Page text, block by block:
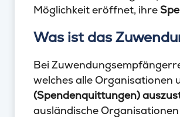
Möglichkeit eröffnet, ihre
Was ist das
Bei
welches alle Organisationen
(Spendenquittungen)
ausländische